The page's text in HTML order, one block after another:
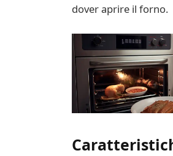
dover aprire il forno.